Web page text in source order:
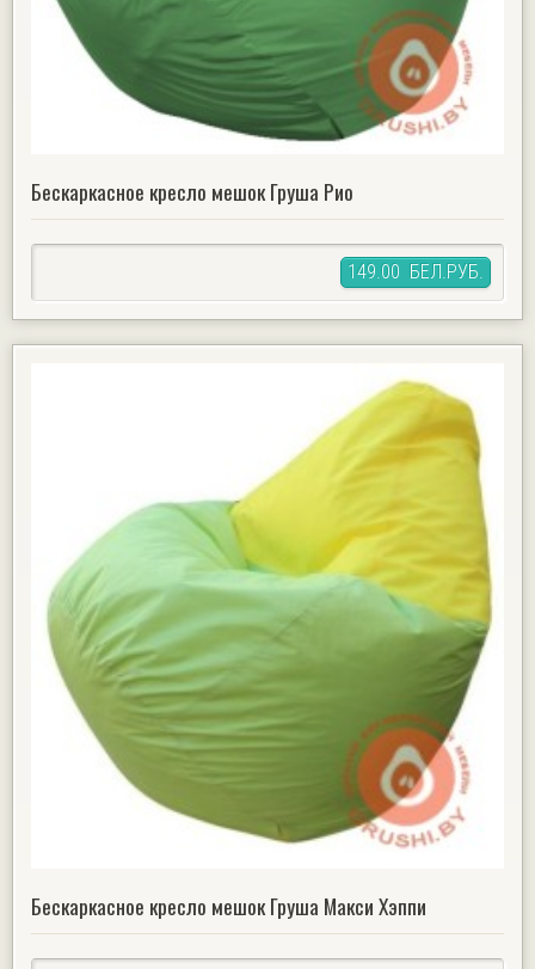
Бескаркасное кресло мешок Груша Рио
149.00 БЕЛ.РУБ.
Бескаркасное кресло мешок Груша Макси Хэппи